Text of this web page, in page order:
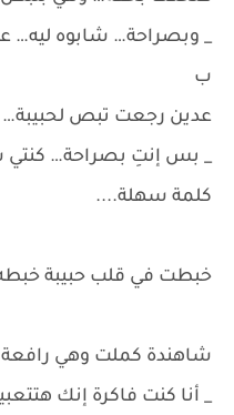
_ وبصراحة… شابوه ليه…
ب
عدين رجعت تبص لحبيبة…
_ بس إنتِ بصراحة… كنتي
كلمة سهلة....
خبطت في قلب حبيبة
شاهندة كملت وهي رافعة
_ أنا كنت فاكرة إنك